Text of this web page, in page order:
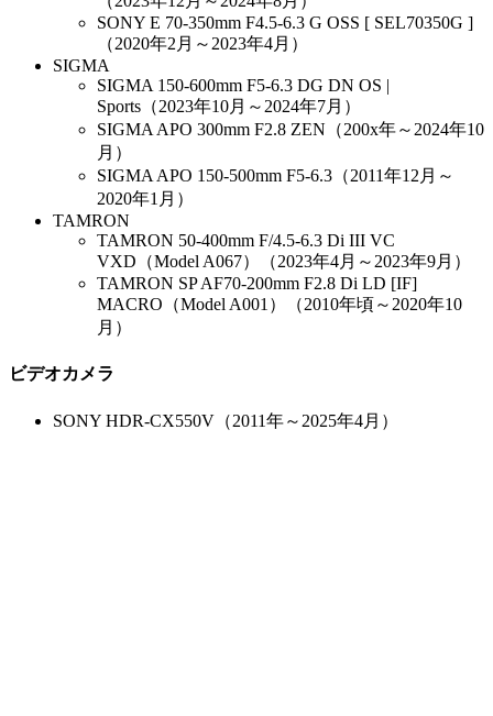
SONY E 70-350mm F4.5-6.3 G OSS [ SEL70350G ]
（2020年2月～2023年4月）
SIGMA
SIGMA 150-600mm F5-6.3 DG DN OS |
Sports（2023年10月～2024年7月）
SIGMA APO 300mm F2.8 ZEN（200x年～2024年10
月）
SIGMA APO 150-500mm F5-6.3（2011年12月～
2020年1月）
TAMRON
TAMRON 50-400mm F/4.5-6.3 Di III VC
VXD（Model A067）（2023年4月～2023年9月）
TAMRON SP AF70-200mm F2.8 Di LD [IF]
MACRO（Model A001）（2010年頃～2020年10
月）
ビデオカメラ
SONY HDR-CX550V（2011年～2025年4月）